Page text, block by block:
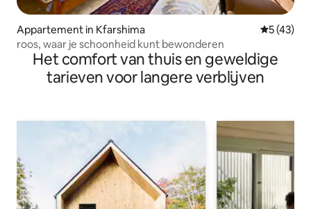
Appartement in Kfarshima
5 (43)
roos, waar je schoonheid kunt bewonderen
Het comfort van thuis en geweldige
tarieven voor langere verblijven